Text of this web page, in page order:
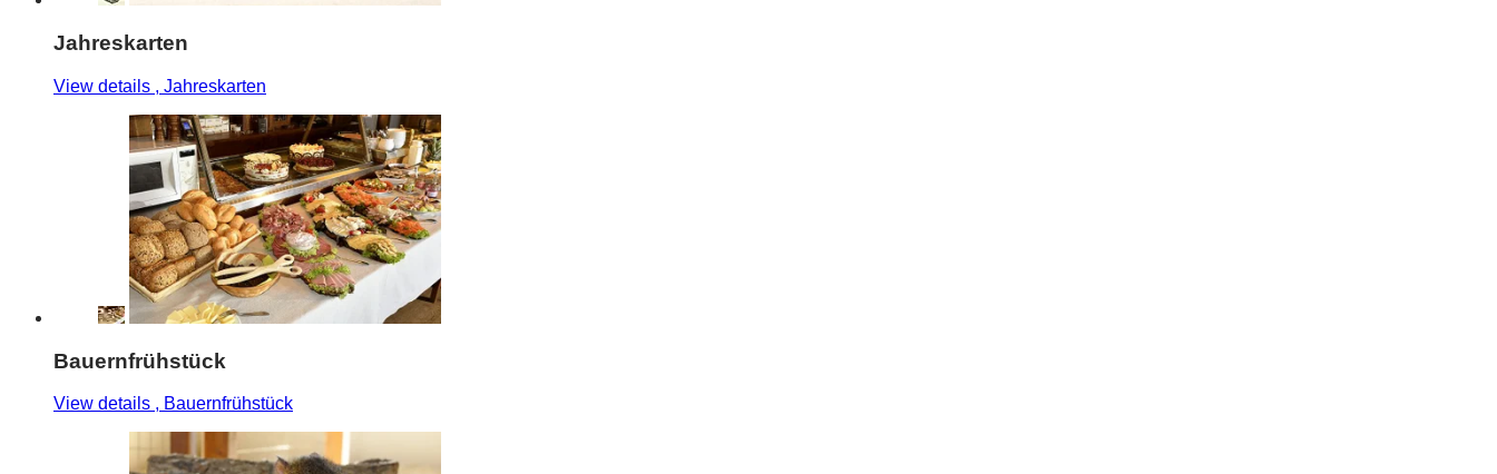
Jahreskarten
View details , Jahreskarten
Bauernfrühstück
View details , Bauernfrühstück